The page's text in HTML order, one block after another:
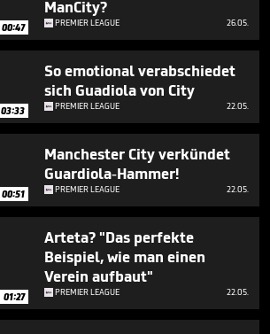
00:47
ManCity?
PREMIER LEAGUE 26.05.
03:33
So emotional verabschiedet
sich Guadiola von City
PREMIER LEAGUE 22.05.
00:51
Manchester City verkündet
Guardiola-Hammer!
PREMIER LEAGUE 22.05.
01:27
Arteta? "Das perfekte
Beispiel, wie man einen
Verein aufbaut"
PREMIER LEAGUE 22.05.